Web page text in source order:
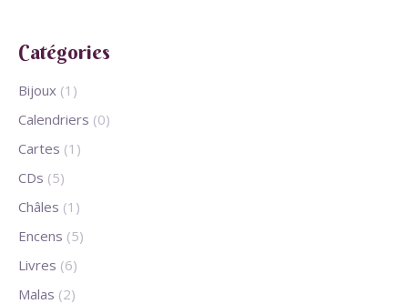
Catégories
Bijoux (1)
Calendriers (0)
Cartes (1)
CDs (5)
Châles (1)
Encens (5)
Livres (6)
Malas (2)